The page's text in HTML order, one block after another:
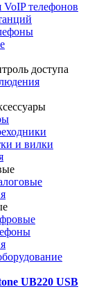
телефонов
доступа
и вилки
UB220 USB